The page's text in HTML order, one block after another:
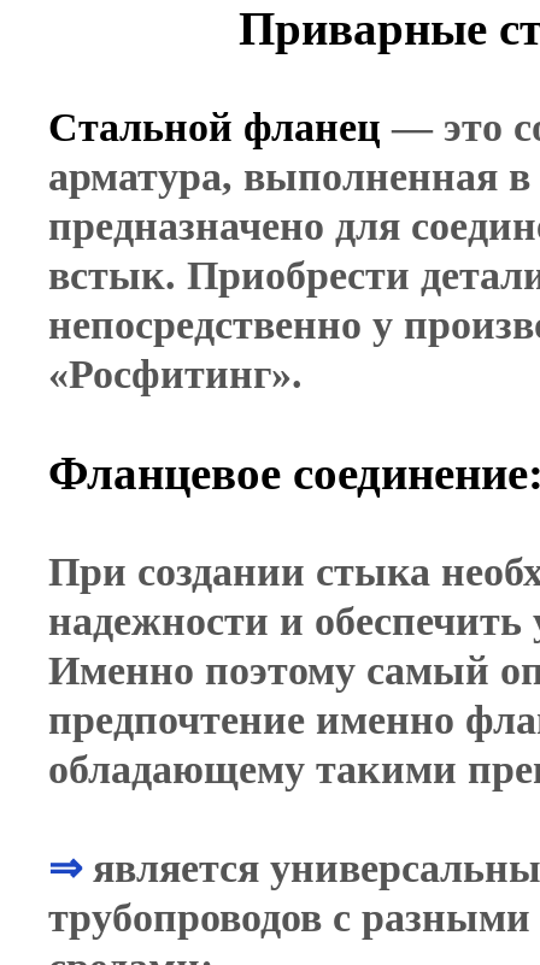
Приварные
Стальной фланец — это
арматура, выполненная в
предназначено для
встык. Приобрести
непосредственно у
«Росфитинг».
Фланцевое
При создании стыка
надежности и обеспечить
Именно поэтому самый
предпочтение именно
обладающему такими
⇒является
трубопроводов с